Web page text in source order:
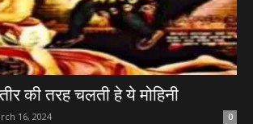
की तरह चलती हे ये मोहिनी
16, 2024 0